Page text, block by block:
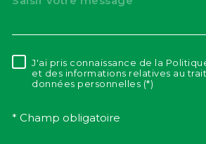
J'ai pris connaissance de la
et des informations relatives au
données personnelles (*)
* Champ obligatoire